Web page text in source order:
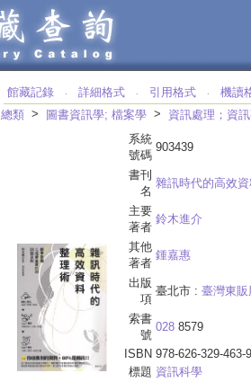
館藏記錄 ‧ 詳細格式 ‧ 引用格式 ‧
機讀
總類 > 圖書資訊學; 檔案學 > 資訊處理；資
系統
號碼
903439
書刊
名
雜訊時代的高效
主要
著者
鈴木進介
其他
著者
鍾嘉惠
出版
項
臺北市 : 臺灣東
索書
號
028 8579
ISBN 978-626-329-463-9
標題 資訊科學